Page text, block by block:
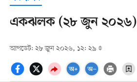
একঝলক (২৮ জুন ২০২৬)
আপডেট: ২৮ জুন ২০২৬, ১২: ২৯